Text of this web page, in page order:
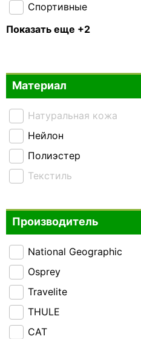
Спортивные
Тактические
Показать еще +2
Материал
Натуральная кожа
Нейлон
Полиэстер
Текстиль
Производитель
National Geographic
Osprey
Travelite
THULE
CAT